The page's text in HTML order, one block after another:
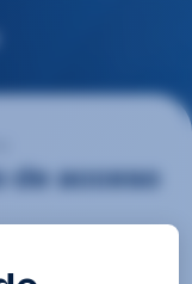
de acceso